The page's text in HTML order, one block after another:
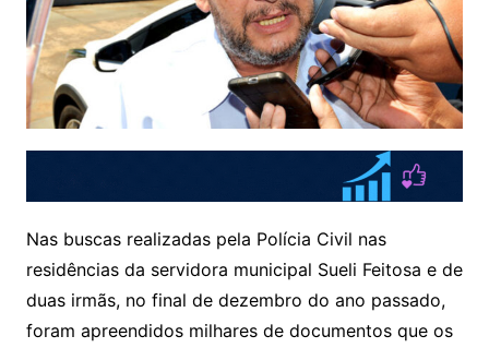
Nas buscas realizadas pela Polícia Civil nas
residências da servidora municipal Sueli Feitosa e de
duas irmãs, no final de dezembro do ano passado,
foram apreendidos milhares de documentos que os